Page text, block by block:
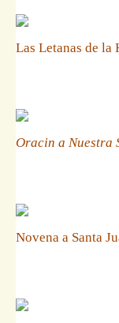
Las Letanas de la
Oracin a Nuestra
Novena a Santa